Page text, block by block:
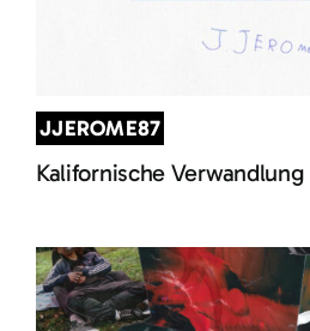
JJEROME87
Kalifornische Verwandlung